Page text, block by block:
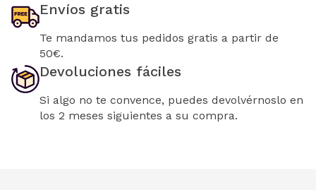
Envíos gratis
Te mandamos tus pedidos gratis a partir de
50€.
Devoluciones fáciles
Si algo no te convence, puedes devolvérnoslo en
los 2 meses siguientes a su compra.